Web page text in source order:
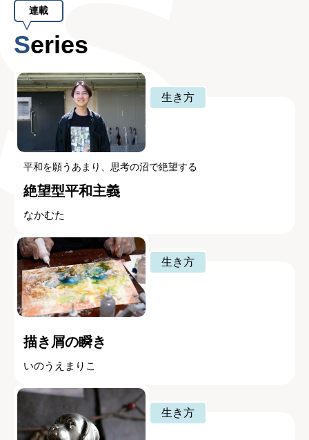
連載
Series
生き方
平和を願うあまり、思考の沼で絶望する
絶望型平和主義
なかむた
生き方
描き屑の瞬き
いのうえまりこ
生き方